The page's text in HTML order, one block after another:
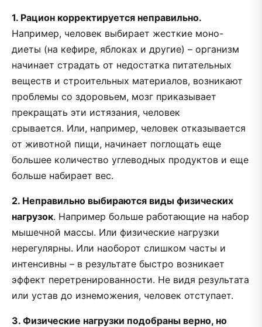
1. Рацион корректируется неправильно.
Например, человек выбирает жесткие моно-
диеты (на кефире, яблоках и другие) – организм
начинает страдать от недостатка питательных
веществ и строительных материалов, возникают
проблемы со здоровьем, мозг приказывает
прекращать эти истязания, человек
срывается. Или, например, человек отказывается
от животной пищи, начинает поглощать еще
большее количество углеводных продуктов и еще
больше набирает вес.
2. Неправильно выбираются виды физических
нагрузок. Например больше работающие на набор
мышечной массы. Или физические нагрузки
нерегулярны. Или наоборот слишком часты и
интенсивны – в результате быстро возникает
эффект перетренированности. Не видя результата
или устав до изнеможения, человек отступает.
3. Физические нагрузки подобраны верно, но